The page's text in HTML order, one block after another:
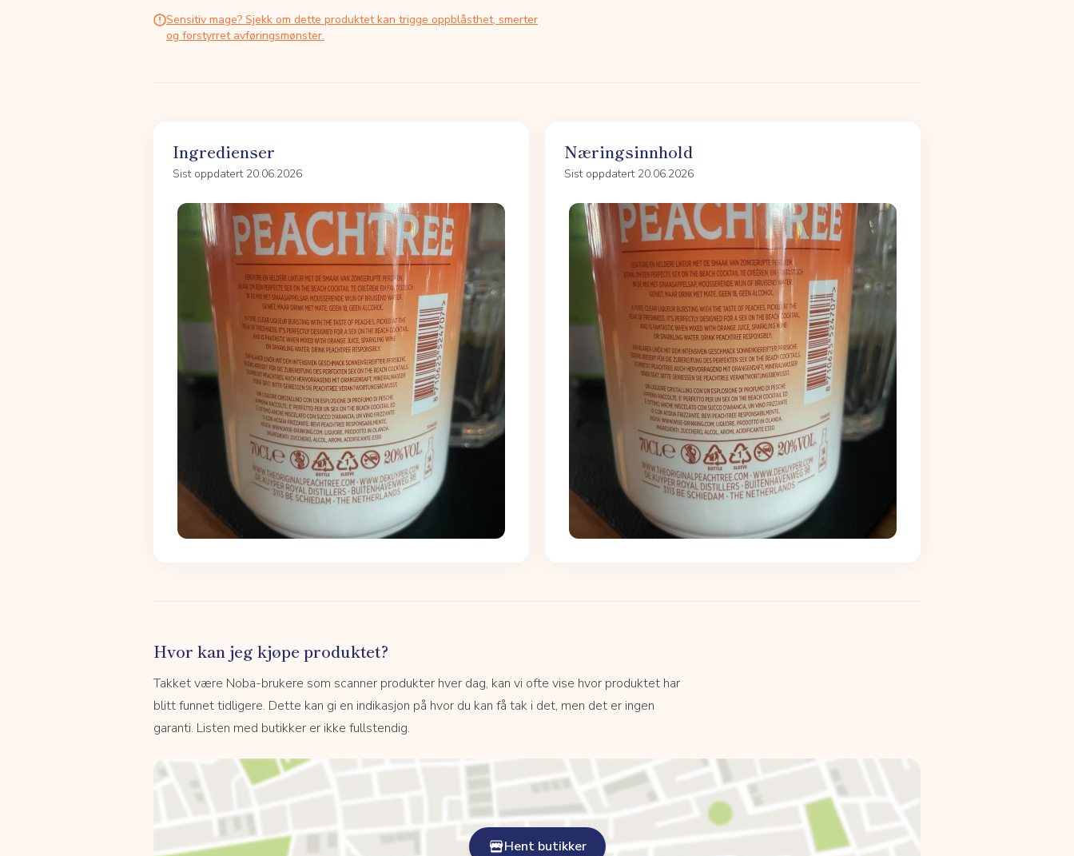
Sensitiv mage? Sjekk om dette produktet kan trigge oppblåsthet, smerter
og forstyrret avføringsmønster.
Ingredienser
Sist oppdatert 20.06.2026
Næringsinnhold
Sist oppdatert 20.06.2026
Hvor kan jeg kjøpe produktet?
Takket være Noba-brukere som scanner produkter hver dag, kan vi ofte vise hvor produktet har
blitt funnet tidligere. Dette kan gi en indikasjon på hvor du kan få tak i det, men det er ingen
garanti. Listen med butikker er ikke fullstendig.
Hent butikker